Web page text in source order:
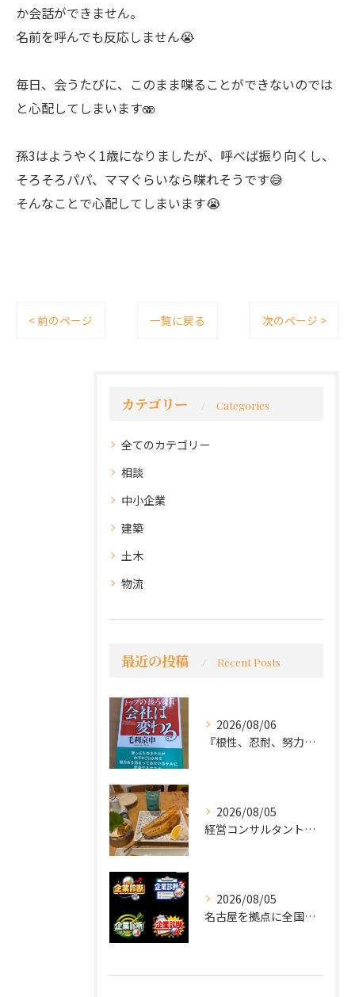
か会話ができません。
名前を呼んでも反応しません😭
毎日、会うたびに、このまま喋ることができないのでは
と心配してしまいます🫨
孫3はようやく1歳になりましたが、呼べば振り向くし、
そろそろパパ、ママぐらいなら喋れそうです😅
そんなことで心配してしまいます😭
< 前のページ 一覧に戻る 次のページ >
カテゴリー Categories
全てのカテゴリー
相談
中小企業
建築
土木
物流
最近の投稿 Recent Posts
2026/08/06
『根性、忍耐、努力という言葉は死語なのか』
2026/08/05
経営コンサルタントのモーちゃん・毛利京申です。
2026/08/05
名古屋を拠点に全国で活動する 経営コンサルタントの 毛利京申...